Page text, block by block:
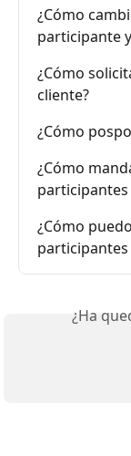
¿Cómo
participante
¿Cómo
cliente?
¿Cómo
¿Cómo
¿Cómo
participantes
¿Ha